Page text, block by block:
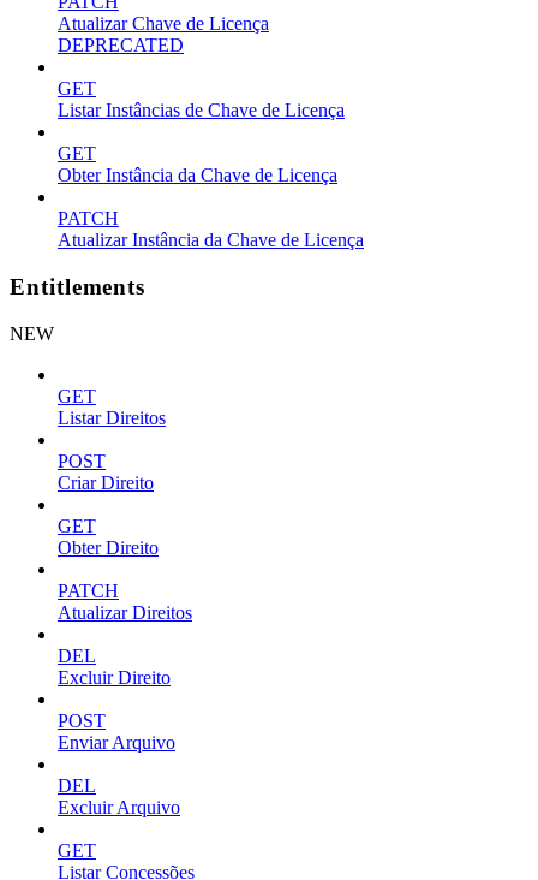
Atualizar Chave de Licença
DEPRECATED
GET
Listar Instâncias de Chave de Licença
GET
Obter Instância da Chave de Licença
PATCH
Atualizar Instância da Chave de Licença
Entitlements
NEW
GET
Listar Direitos
POST
Criar Direito
GET
Obter Direito
PATCH
Atualizar Direitos
DEL
Excluir Direito
POST
Enviar Arquivo
DEL
Excluir Arquivo
GET
Listar Concessões